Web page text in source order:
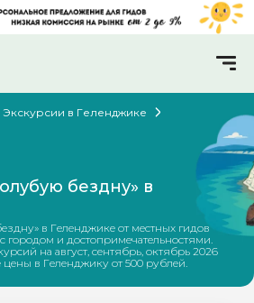
Экскурсии в Геленджике
бездну» в
в Геленджике от местных гидов
городом и достопримечательностями.
на август, сентябрь, октябрь 2026
цены в Геленджику от 500 рублей.